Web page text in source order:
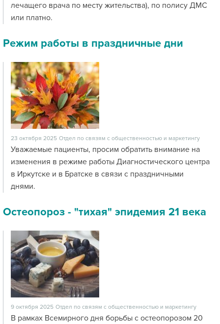
лечащего врача по месту жительства), по полису ДМС
или платно.
Режим работы в праздничные дни
23 октября 2025 Отдел по связям с общественностью и маркетингу
Уважаемые пациенты, просим обратить внимание на
изменения в режиме работы Диагностического центра
в Иркутске и в Братске в связи с праздничными
днями.
Остеопороз - "тихая" эпидемия 21 века
9 октября 2025 Отдел по связям с общественностью и маркетингу
В рамках Всемирного дня борьбы с остеопорозом 20